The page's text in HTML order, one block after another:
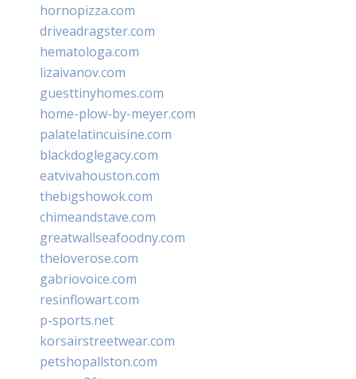
hornopizza.com
driveadragster.com
hematologa.com
lizaivanov.com
guesttinyhomes.com
home-plow-by-meyer.com
palatelatincuisine.com
blackdoglegacy.com
eatvivahouston.com
thebigshowok.com
chimeandstave.com
greatwallseafoodny.com
theloverose.com
gabriovoice.com
resinflowart.com
p-sports.net
korsairstreetwear.com
petshopallston.com